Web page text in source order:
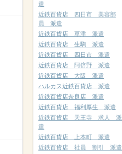
遣
近鉄百貨店 四日市 美容部
員 派遣
近鉄百貨店 草津 派遣
近鉄百貨店 生駒 派遣
近鉄百貨店 四日市 派遣
近鉄百貨店 阿倍野 派遣
近鉄百貨店 大阪 派遣
ハルカス近鉄百貨店 派遣
近鉄百貨店奈良店 派遣
近鉄百貨店 福利厚生 派遣
近鉄百貨店 天王寺 求人 派
遣
近鉄百貨店 上本町 派遣
近鉄百貨店 社員 割引 派遣